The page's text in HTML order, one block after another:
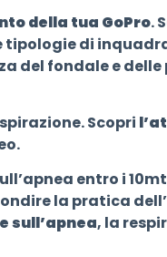
della tua GoPro.
tipologie di
del fondale e delle
Scopri
entro i
la pratica
sull’apnea, la